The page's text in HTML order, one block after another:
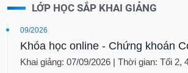
LỚP HỌC SẮP KHAI GIẢNG
09/2026
Khóa học online - Chứng khoán
Khai giảng: 07/09/2026 | Thời gian: Tối 2,